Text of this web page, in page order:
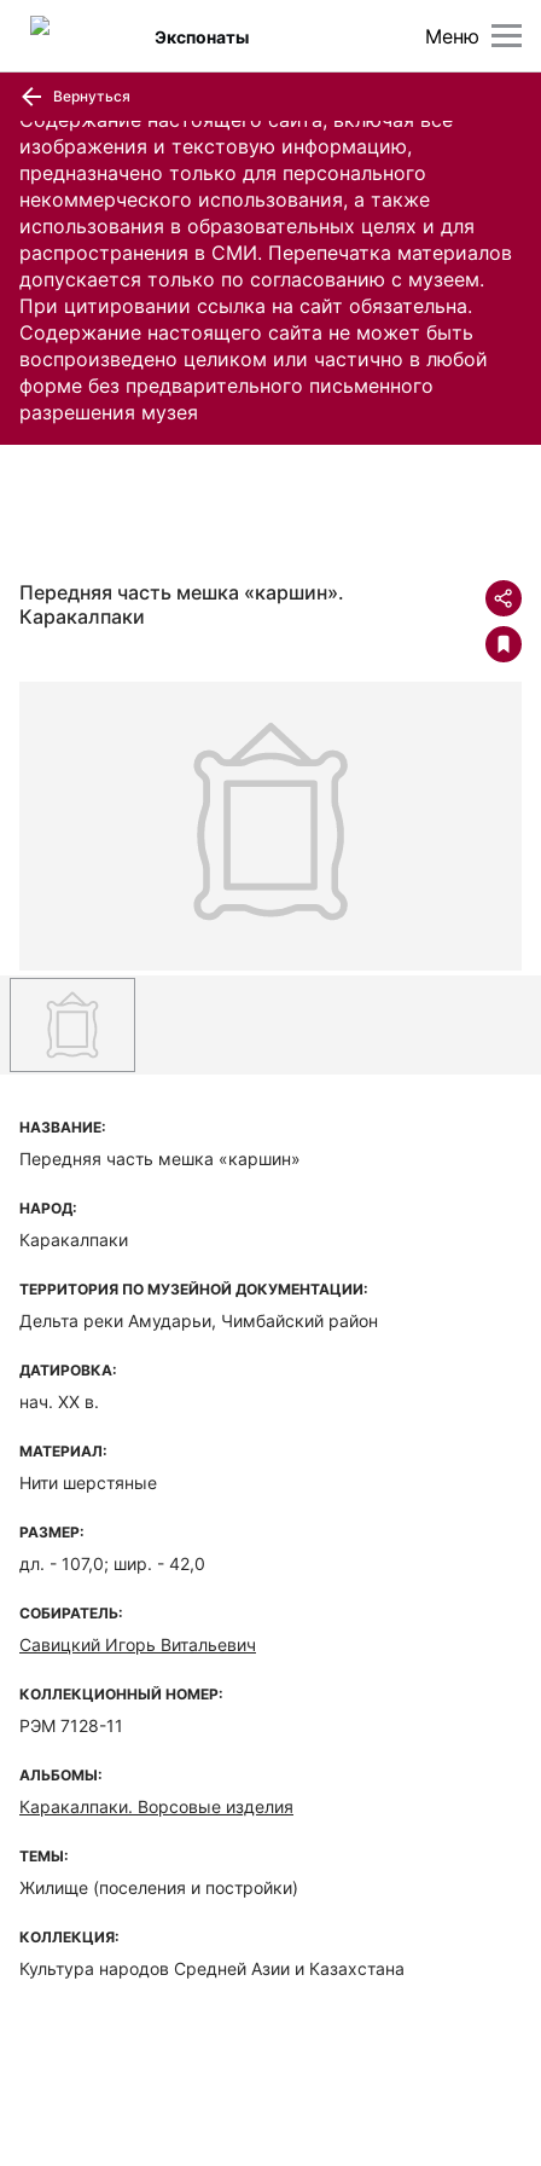
Содержание настоящего сайта, включая все
изображения и текстовую информацию,
предназначено только для персонального
некоммерческого использования, а также
использования в образовательных целях и для
распространения в СМИ. Перепечатка материалов
допускается только по согласованию с музеем.
При цитировании ссылка на сайт обязательна.
Содержание настоящего сайта не может быть
воспроизведено целиком или частично в любой
форме без предварительного письменного
разрешения музея
Меню
Экспонаты
Вернуться
Передняя часть мешка «каршин».
Каракалпаки
НАЗВАНИЕ:
Передняя часть мешка «каршин»
НАРОД:
Каракалпаки
ТЕРРИТОРИЯ ПО МУЗЕЙНОЙ ДОКУМЕНТАЦИИ:
Дельта реки Амударьи, Чимбайский район
ДАТИРОВКА:
нач. XX в.
МАТЕРИАЛ:
Нити шерстяные
РАЗМЕР:
дл. - 107,0; шир. - 42,0
СОБИРАТЕЛЬ:
Савицкий Игорь Витальевич
КОЛЛЕКЦИОННЫЙ НОМЕР:
РЭМ 7128-11
АЛЬБОМЫ:
Каракалпаки. Ворсовые изделия
ТЕМЫ:
Жилище (поселения и постройки)
КОЛЛЕКЦИЯ:
Культура народов Средней Азии и Казахстана